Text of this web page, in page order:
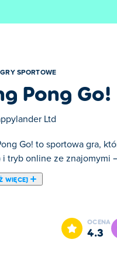
GRY SPORTOWE
Pong Go!
Ltd
Go! to sportowa gra,
i tryb online ze znajomymi
WIĘCEJ
która udostępnia
Sprawdź swoją
nowe wiosła
OCENA
4.3